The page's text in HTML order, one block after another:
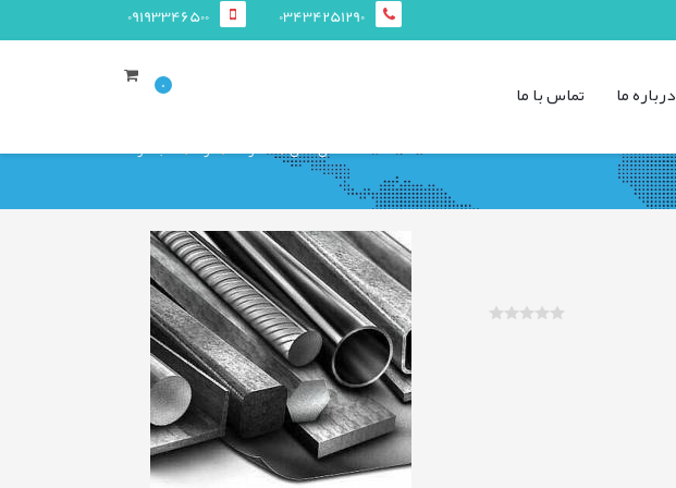
03434251290
09193346500
0 درباره ما تماس با ما
صفحه ی اصلی محصولات سوله نصب سوله